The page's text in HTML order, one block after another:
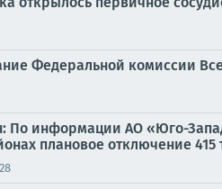
Федеральной комиссии
По информации АО «Юго-
плановое отключение